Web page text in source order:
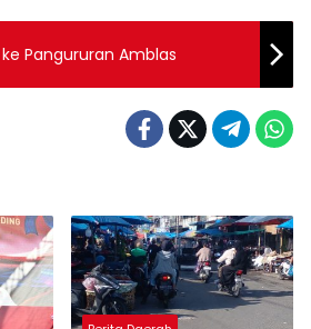
Pangururan Amblas